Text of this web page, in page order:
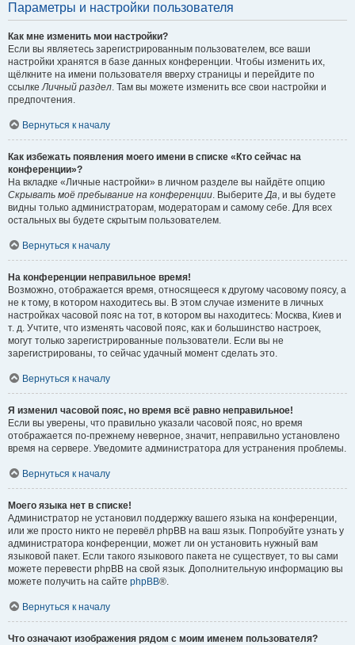
Параметры и настройки пользователя
Как мне изменить мои настройки?
Если вы являетесь зарегистрированным пользователем, все ваши
настройки хранятся в базе данных конференции. Чтобы изменить их,
щёлкните на имени пользователя вверху страницы и перейдите по
ссылкеЛичный раздел. Там вы можете изменить все свои настройки и
предпочтения.
Вернуться к началу
Как избежать появления моего имени в списке «Кто сейчас на
конференции»?
На вкладке «Личные настройки» в личном разделе вы найдёте опцию
Скрывать моё пребывание на конференции. ВыберитеДа, и вы будете
видны только администраторам, модераторам и самому себе. Для всех
остальных вы будете скрытым пользователем.
Вернуться к началу
На конференции неправильное время!
Возможно, отображается время, относящееся к другому часовому поясу, а
не к тому, в котором находитесь вы. В этом случае измените в личных
настройках часовой пояс на тот, в котором вы находитесь: Москва, Киев и
т. д. Учтите, что изменять часовой пояс, как и большинство настроек,
могут только зарегистрированные пользователи. Если вы не
зарегистрированы, то сейчас удачный момент сделать это.
Вернуться к началу
Я изменил часовой пояс, но время всё равно неправильное!
Если вы уверены, что правильно указали часовой пояс, но время
отображается по-прежнему неверное, значит, неправильно установлено
время на сервере. Уведомите администратора для устранения проблемы.
Вернуться к началу
Моего языка нет в списке!
Администратор не установил поддержку вашего языка на конференции,
или же просто никто не перевёл phpBB на ваш язык. Попробуйте узнать у
администратора конференции, может ли он установить нужный вам
языковой пакет. Если такого языкового пакета не существует, то вы сами
можете перевести phpBB на свой язык. Дополнительную информацию вы
можете получить на сайте phpBB®.
Вернуться к началу
Что означают изображения рядом с моим именем пользователя?